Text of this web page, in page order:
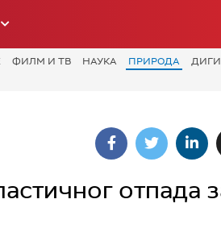
ФИЛМ И ТВ НАУКА ПРИРОДА
отпада